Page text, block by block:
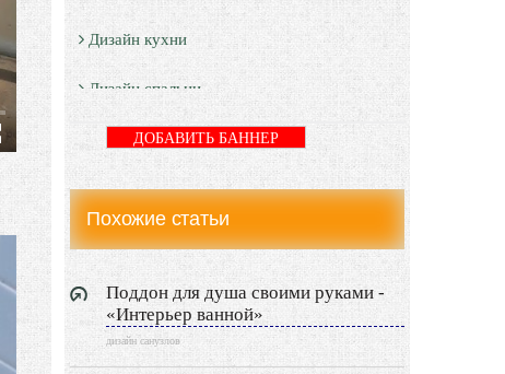
Дизайн кухни
Дизайн спальни
Дизайн санузлов
Дизайн гостевой
Дизайн детской
Дизайн балкона
Дизайн сауны
Похожие статьи
Поддон для душа своими руками -
«Интерьер ванной»
дизайн санузлов
ДОБАВИТЬ БАННЕР